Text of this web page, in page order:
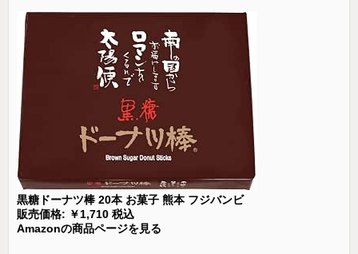
黒糖ドーナツ棒 20本 お菓子 熊本 フジバンビ
販売価格: ￥1,710 税込
Amazonの商品ページを見る